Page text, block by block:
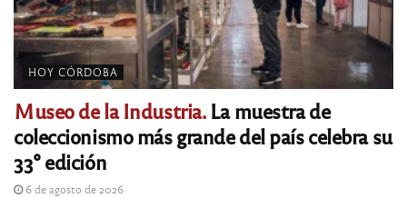
HOY CÓRDOBA
Museo de la Industria.La muestra de
coleccionismo más grande del país celebra su
33° edición
6 de agosto de 2026